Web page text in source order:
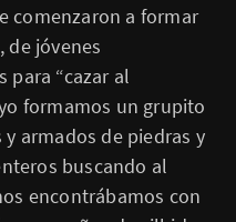
comenzaron a formar
de jóvenes
para “cazar al
formamos un grupito
y armados de piedras y
buscando al
encontrábamos con